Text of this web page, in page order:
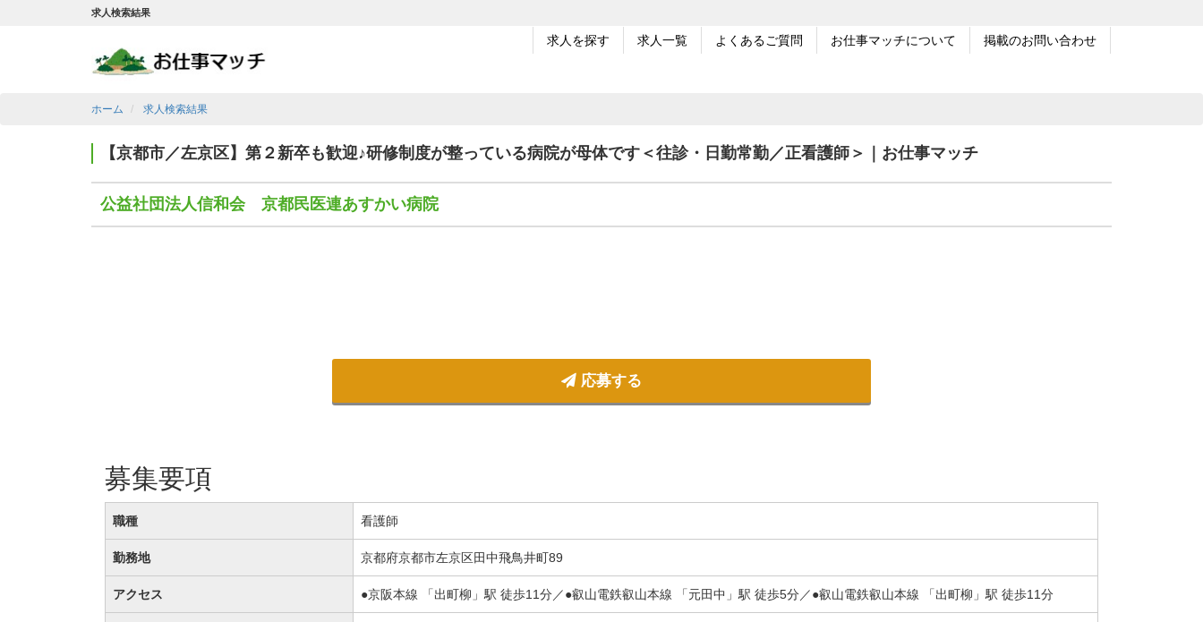
求人検索結果
求人を探す 求人一覧 よくあるご質問 お仕事マッチについて 掲載のお問い合わせ
ホーム 求人検索結果
【京都市／左京区】第２新卒も歓迎♪研修制度が整っている病院が母体です＜往診・日勤常勤／正看護師＞｜お仕事マッチ
公益社団法人信和会 京都民医連あすかい病院
応募する
募集要項
職種 看護師
勤務地 京都府京都市左京区田中飛鳥井町89
アクセス ●京阪本線 「出町柳」駅 徒歩11分／●叡山電鉄叡山本線 「元田中」駅 徒歩5分／●叡山電鉄叡山本線 「出町柳」駅 徒歩11分